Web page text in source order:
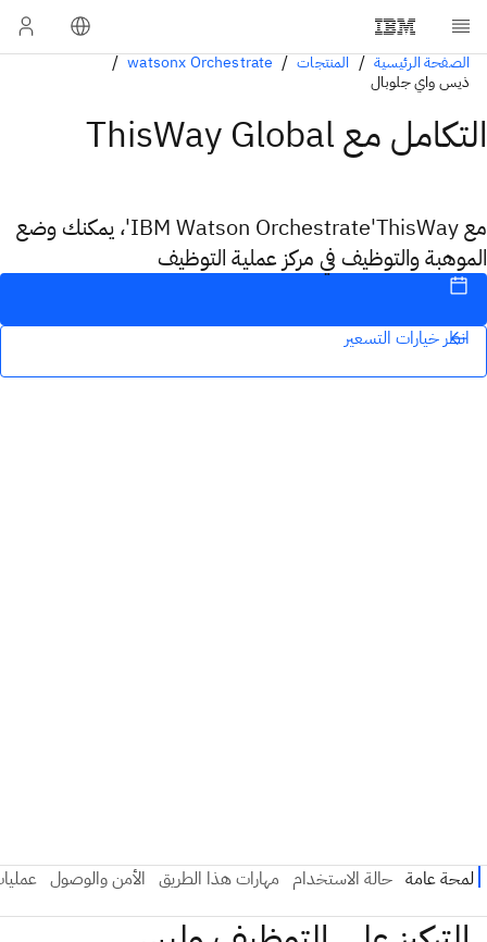
الصفحة الرئيسية المنتجات
watsonx Orchestrate
ذيس واي جلوبال
التكامل مع ThisWay Global
مع IBM Watson Orchestrate'ThisWay'، يمكنك وضع
الموهبة والتوظيف في مركز عملية التوظيف
انظر خيارات التسعير